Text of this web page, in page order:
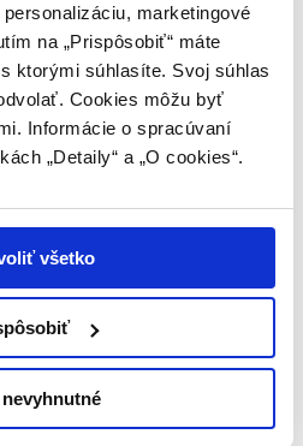
marketingové
na „Prispôsobiť“ máte
ktorými súhlasíte. Svoj súhlas
Cookies môžu byť
Informácie o spracúvaní
„Detaily“ a „O cookies“.
všetko
nevyhnutné
veľ. S - čierne
black